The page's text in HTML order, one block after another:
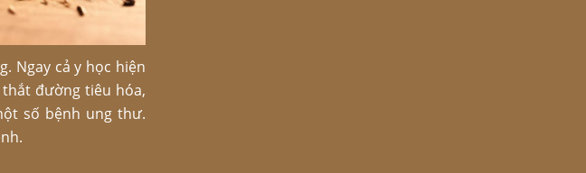
Ngay cả y học hiện
đường tiêu hóa,
số bệnh ung thư.